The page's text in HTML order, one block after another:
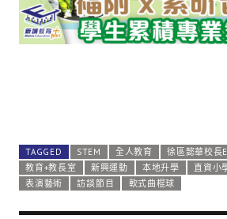
TAGGED STEM 全人教育 徐區懿華校長
教育+教長室
新興運動 本地升學 直資小
表演藝術
訪談節目 軟式曲棍球